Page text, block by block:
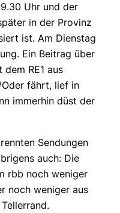
Uhr und der
in der Provinz
ist. Am Dienstag
Ein Beitrag über
RE1 aus
fährt, lief in
immerhin düst der
Sendungen
auch: Die
rbb noch weniger
noch weniger aus